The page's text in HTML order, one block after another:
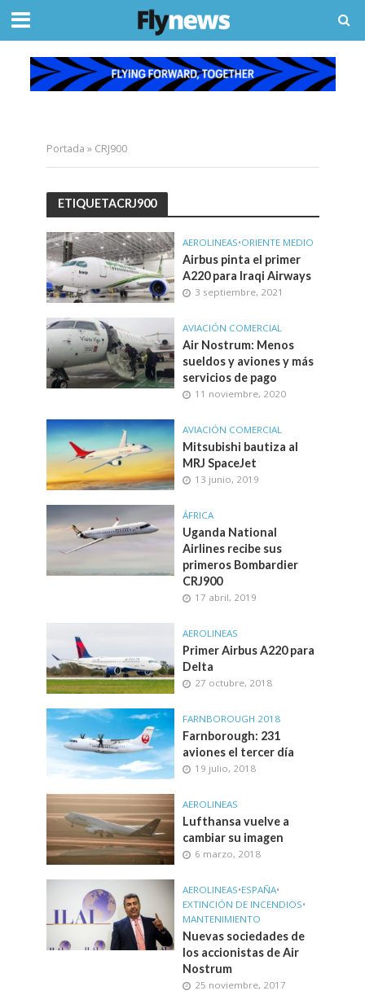
Portada » CRJ900
ETIQUETACRJ900
AEROLINEAS•ORIENTE MEDIO
Airbus pinta el primer
A220 para Iraqi Airways
3 septiembre, 2021
AVIACIÓN COMERCIAL
Air Nostrum: Menos
sueldos y aviones y más
servicios de pago
11 noviembre, 2020
AVIACIÓN COMERCIAL
Mitsubishi bautiza al
MRJ SpaceJet
13 junio, 2019
ÁFRICA
Uganda National
Airlines recibe sus
primeros Bombardier
CRJ900
17 abril, 2019
AEROLINEAS
Primer Airbus A220 para
Delta
27 octubre, 2018
FARNBOROUGH 2018
Farnborough: 231
aviones el tercer día
19 julio, 2018
AEROLINEAS
Lufthansa vuelve a
cambiar su imagen
6 marzo, 2018
AEROLINEAS•ESPAÑA•
EXTINCIÓN DE INCENDIOS•
MANTENIMIENTO
Nuevas sociedades de
los accionistas de Air
Nostrum
25 noviembre, 2017